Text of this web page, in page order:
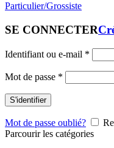
Particulier/Grossiste
SE CONNECTER
Identifiant ou e-mail *
Mot de passe *
S'identifier
Mot de passe oublié?
Parcourir les catégories